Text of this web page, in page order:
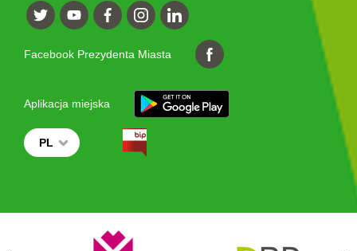
Facebook Prezydenta Miasta
Aplikacja miejska
PL